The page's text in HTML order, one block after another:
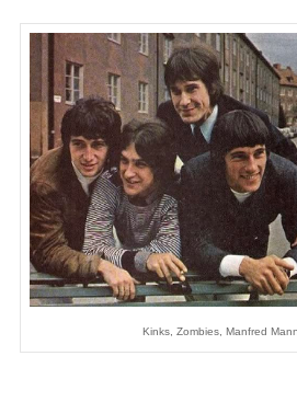
Kinks, Zombies, Manfred